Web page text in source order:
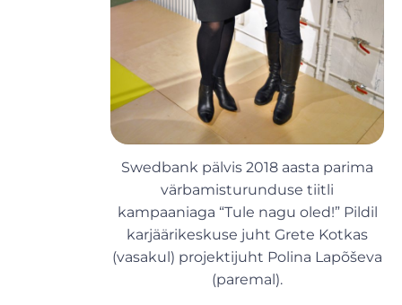
Swedbank pälvis 2018 aasta parima
värbamisturunduse tiitli
kampaaniaga “Tule nagu oled!” Pildil
karjäärikeskuse juht Grete Kotkas
(vasakul) projektijuht Polina Lapõševa
(paremal).